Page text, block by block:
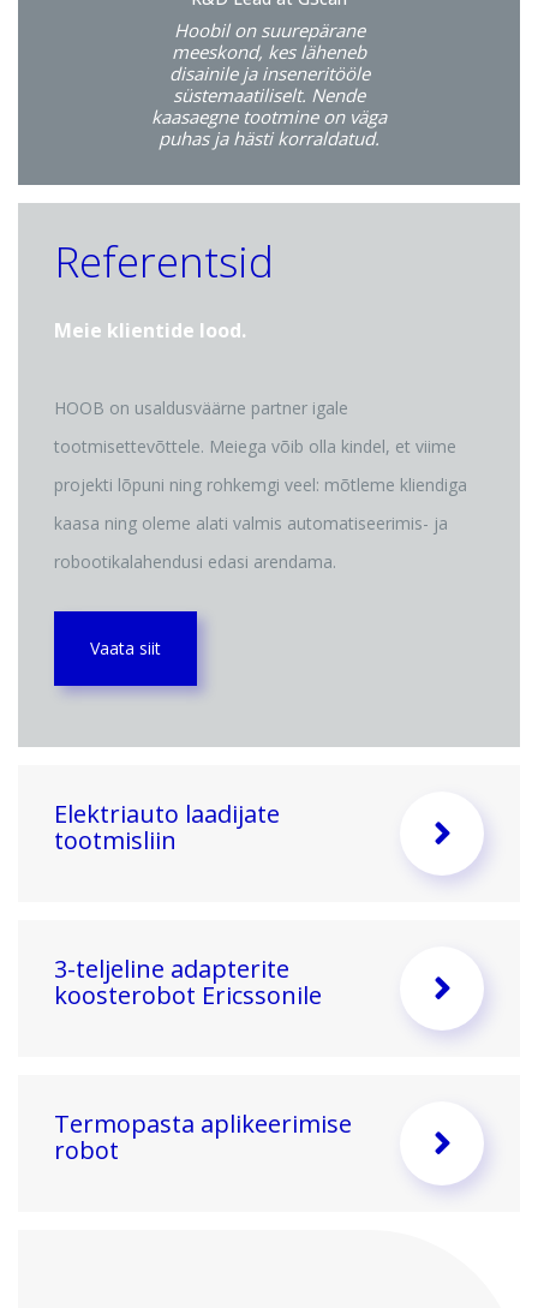
Hoobil on suurepärane
meeskond, kes läheneb
disainile ja inseneritööle
süstemaatiliselt. Nende
kaasaegne tootmine on väga
puhas ja hästi korraldatud.
Elektriauto laadijate
tootmisliin
3-teljeline adapterite
koosterobot Ericssonile
Termopasta aplikeerimise
robot
Referentsid
Meie klientide lood.
HOOB on usaldusväärne partner igale
tootmisettevõttele. Meiega võib olla kindel, et viime
projekti lõpuni ning rohkemgi veel: mõtleme kliendiga
kaasa ning oleme alati valmis automatiseerimis- ja
robootikalahendusi edasi arendama.
Vaata siit